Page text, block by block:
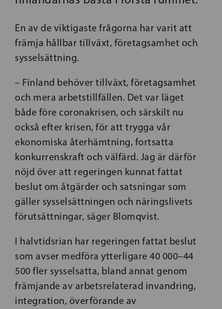
En av de viktigaste frågorna har varit att
främja hållbar tillväxt, företagsamhet och
sysselsättning.
– Finland behöver tillväxt, företagsamhet
och mera arbetstillfällen. Det var läget
både före coronakrisen, och särskilt nu
också efter krisen, för att trygga vår
ekonomiska återhämtning, fortsatta
konkurrenskraft och välfärd. Jag är därför
nöjd över att regeringen kunnat fattat
beslut om åtgärder och satsningar som
gäller sysselsättningen och näringslivets
förutsättningar, säger Blomqvist.
I halvtidsrian har regeringen fattat beslut
som avser medföra ytterligare 40 000–44
500 fler sysselsatta, bland annat genom
främjande av arbetsrelaterad invandring,
integration, överförande av